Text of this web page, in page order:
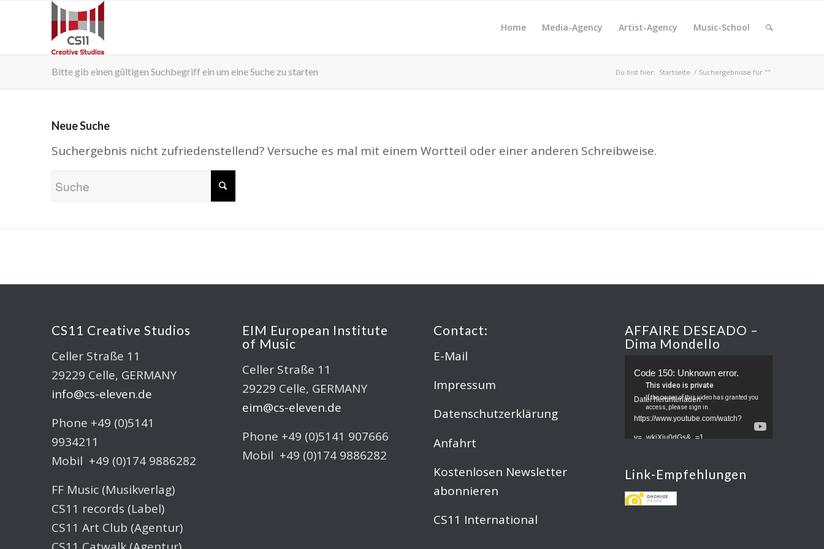
Home Media-Agency Artist-Agency Music-School
Bitte gib einen gültigen Suchbegriff ein um eine Suche zu starten Du bist hier: Startseite / Suchergebnisse für ""
Neue Suche
Suchergebnis nicht zufriedenstellend? Versuche es mal mit einem Wortteil oder einer anderen Schreibweise.
CS11 Creative Studios
Celler Straße 11
29229 Celle, GERMANY
info@cs-eleven.de
Phone +49 (0)5141
9934211
Mobil +49 (0)174 9886282
FF Music (Musikverlag)
CS11 records (Label)
CS11 Art Club (Agentur)
EIM European Institute
of Music
Celler Straße 11
29229 Celle, GERMANY
eim@cs-eleven.de
Phone +49 (0)5141 907666
Mobil +49 (0)174 9886282
Contact:
E-Mail
Impressum
Datenschutzerklärung
Anfahrt
Kostenlosen Newsletter
abonnieren
CS11 International
AFFAIRE DESEADO –
Dima Mondello
Code 150: Unknown error.
Datei herunterladen:
https://www.youtube.com/watch?
v=_wkjXju0dGs&_=1
Link-Empfehlungen